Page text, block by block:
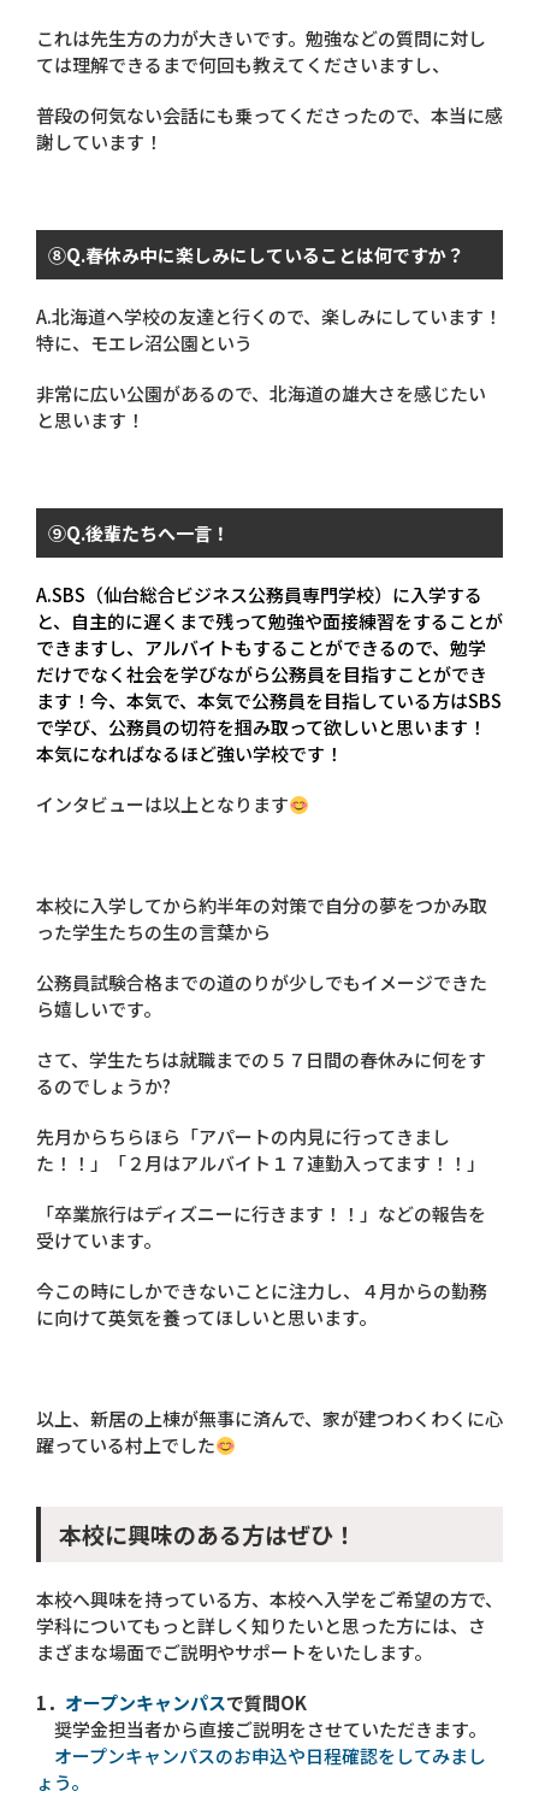
これは先生方の力が大きいです。勉強などの質問に対し
ては理解できるまで何回も教えてくださいますし、
普段の何気ない会話にも乗ってくださったので、本当に感
謝しています！
⑧Q.春休み中に楽しみにしていることは何ですか？
A.北海道へ学校の友達と行くので、楽しみにしています！
特に、モエレ沼公園という
非常に広い公園があるので、北海道の雄大さを感じたい
と思います！
⑨Q.後輩たちへ一言！
A.SBS （仙台総合ビジネス公務員専門学校）に入学する
と、自主的に遅くまで残って勉強や面接練習をすることが
できますし、アルバイトもすることができるので、勉学
だけでなく社会を学びながら公務員を目指すことができ
ます！今、本気で、本気で公務員を目指している方はSBS
で学び、公務員の切符を掴み取って欲しいと思います！
本気になればなるほど強い学校です！
インタビューは以上となります
本校に入学してから約半年の対策で自分の夢をつかみ取
った学生たちの生の言葉から
公務員試験合格までの道のりが少しでもイメージできた
ら嬉しいです。
さて、学生たちは就職までの５７日間の春休みに何をす
るのでしょうか?
先月からちらほら「アパートの内見に行ってきまし
た！！」「２月はアルバイト１７連勤入ってます！！」
「卒業旅行はディズニーに行きます！！」などの報告を
受けています。
今この時にしかできないことに注力し、４月からの勤務
に向けて英気を養ってほしいと思います。
以上、新居の上棟が無事に済んで、家が建つわくわくに心
躍っている村上でした
本校に興味のある方はぜひ！
本校へ興味を持っている方、本校へ入学をご希望の方で、
学科についてもっと詳しく知りたいと思った方には、さ
まざまな場面でご説明やサポートをいたします。
1． オープンキャンパスで質問OK
奨学金担当者から直接ご説明をさせていただきます。
オープンキャンパスのお申込や日程確認をしてみまし
ょう。